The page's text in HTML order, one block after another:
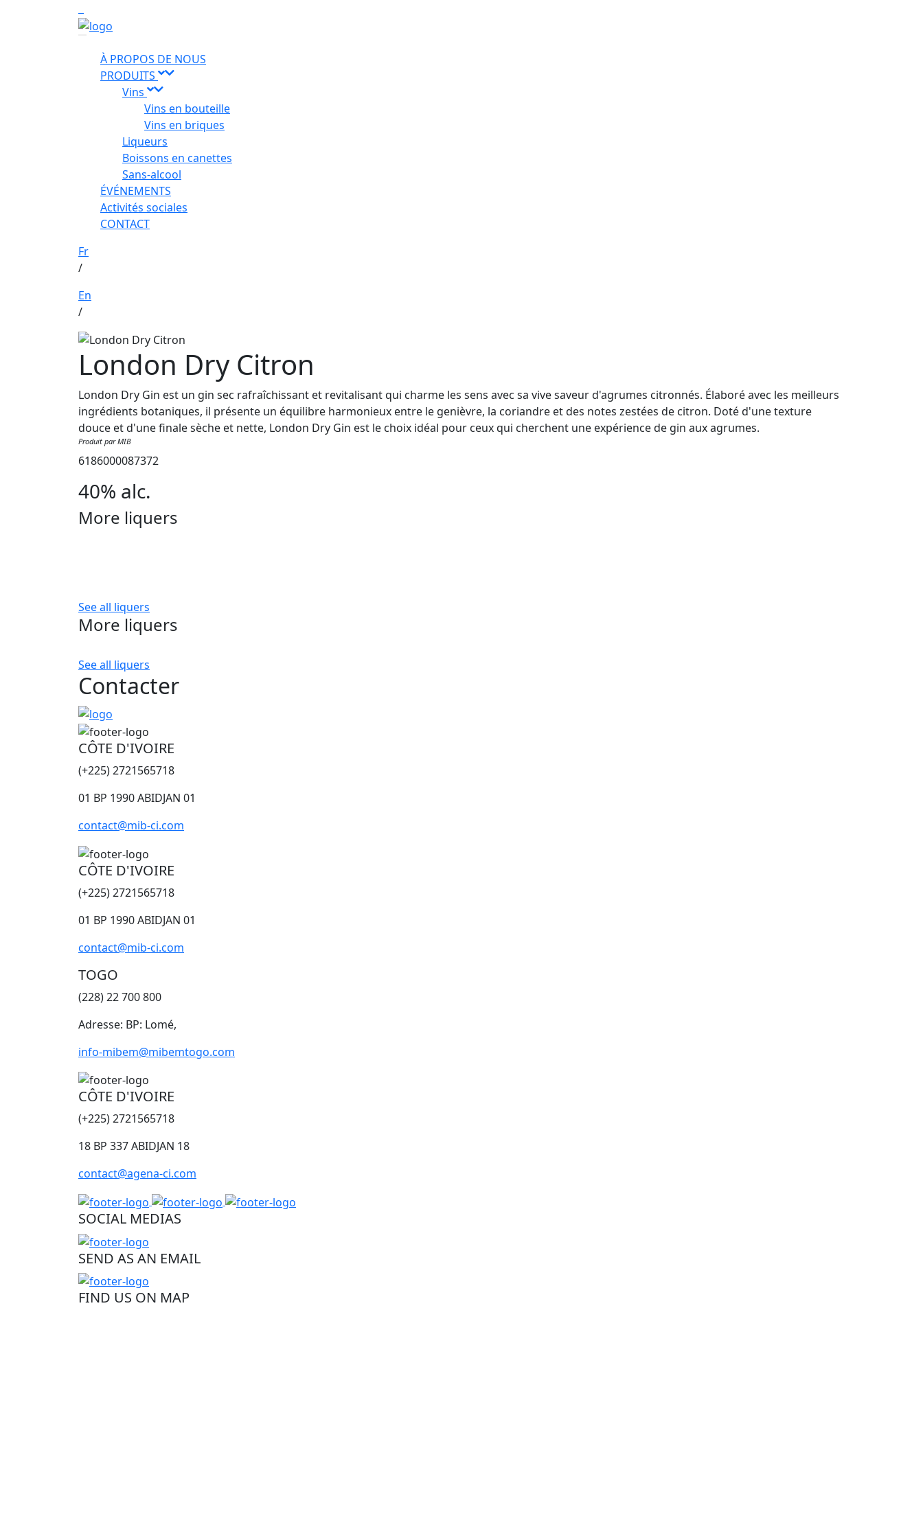
À PROPOS DE NOUS
PRODUITS
Vins
Vins en bouteille
Vins en briques
Liqueurs
Boissons en canettes
Sans-alcool
ÉVÉNEMENTS
Activités sociales
CONTACT
Fr
/
En
/
London Dry Citron
London Dry Gin est un gin sec rafraîchissant et revitalisant qui charme les sens avec sa vive saveur d'agrumes citronnés. Élaboré avec les meilleurs
ingrédients botaniques, il présente un équilibre harmonieux entre le genièvre, la coriandre et des notes zestées de citron. Doté d'une texture
douce et d'une finale sèche et nette, London Dry Gin est le choix idéal pour ceux qui cherchent une expérience de gin aux agrumes.
Produit par MIB
6186000087372
40% alc.
More liquers
See all liquers
More liquers
See all liquers
Contacter
CÔTE D'IVOIRE
(+225) 2721565718
01 BP 1990 ABIDJAN 01
contact@mib-ci.com
CÔTE D'IVOIRE
(+225) 2721565718
01 BP 1990 ABIDJAN 01
contact@mib-ci.com
TOGO
(228) 22 700 800
Adresse: BP: Lomé,
info-mibem@mibemtogo.com
CÔTE D'IVOIRE
(+225) 2721565718
18 BP 337 ABIDJAN 18
contact@agena-ci.com
SOCIAL MEDIAS
SEND AS AN EMAIL
FIND US ON MAP